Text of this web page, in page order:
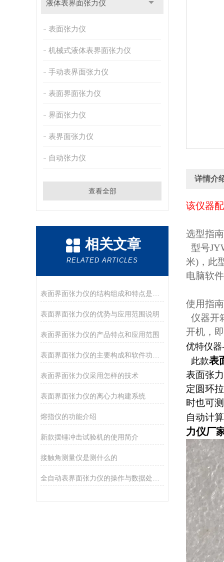
液体表界面张力仪
表面张力仪
机械式液体表界面张力仪
手动表界面张力仪
表面界面张力仪
界面张力仪
表界面张力仪
自动张力仪
查看全部
相关文章
RELATED ARTICLES
表面界面张力仪的优势与应用范围说明
表面界面张力仪的产品特点和应用范围
表面界面张力仪采用怎样的技术
表面界面张力仪的离心力构建系统
熔指仪的功能介绍
新款摆锤冲击试验机的使用简介
接触角测量仪是测什么的
详情介
该仪器
选型指
型号
米)，此
电脑软
使用指
仪器开
开机，
优特仪
此款表
表面张
定圆环
时也可
自动计
力仪厂